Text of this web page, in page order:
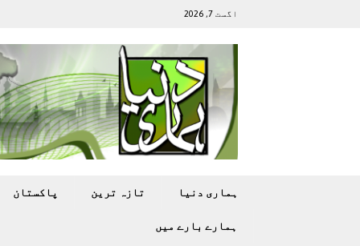
اگست 7, 2026
ہماری دنیا تازہ ترين پاکستان
ہمارے بارے ميں